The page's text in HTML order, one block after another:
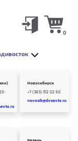
0
Новосибирск
+7 (383) 312 02 60
novosib@dvsavto.ru
Казань